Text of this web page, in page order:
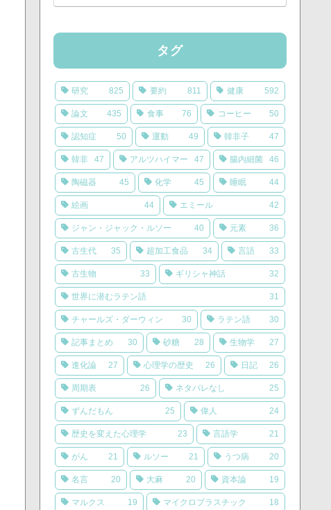
タグ
研究 825 要約 811 健康 592
論文 435 食事 76 コーヒー 50
認知症 50 運動 49 韓非子 47
韓非 47 アルツハイマー 47 腸内細菌 46
陶磁器 45 化学 45 睡眠 44
絵画 44 エミール 42
ジャン・ジャック・ルソー 40 元素 36
古生代 35 超加工食品 34 言語 33
古生物 33 ギリシャ神話 32
世界に潜むラテン語 31
チャールズ・ダーウィン 30 ラテン語 30
記事まとめ 30 砂糖 28 生物学 27
進化論 27 心理学の歴史 26 日記 26
周期表 26 ネタバレなし 25
ずんだもん 25 偉人 24
歴史を変えた心理学 23 言語学 21
がん 21 ルソー 21 うつ病 20
名言 20 大麻 20 資本論 19
マルクス 19 マイクロプラスチック 18